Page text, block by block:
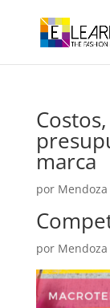
marca
por
por